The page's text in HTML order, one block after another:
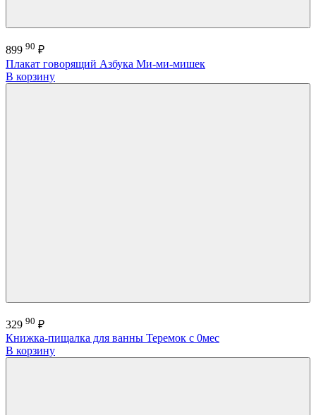
899 90 ₽
Плакат говорящий Азбука Ми-ми-мишек
В корзину
329 90 ₽
Книжка-пищалка для ванны Теремок с 0мес
В корзину